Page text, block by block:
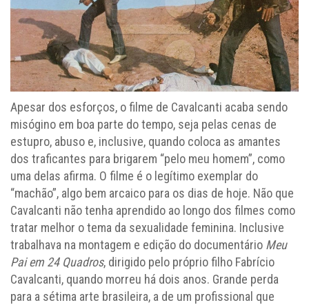
Apesar dos esforços, o filme de Cavalcanti acaba sendo
misógino em boa parte do tempo, seja pelas cenas de
estupro, abuso e, inclusive, quando coloca as amantes
dos traficantes para brigarem “pelo meu homem”, como
uma delas afirma. O filme é o legítimo exemplar do
“machão”, algo bem arcaico para os dias de hoje. Não que
Cavalcanti não tenha aprendido ao longo dos filmes como
tratar melhor o tema da sexualidade feminina. Inclusive
trabalhava na montagem e edição do documentário Meu
Pai em 24 Quadros, dirigido pelo próprio filho Fabrício
Cavalcanti, quando morreu há dois anos. Grande perda
para a sétima arte brasileira, a de um profissional que